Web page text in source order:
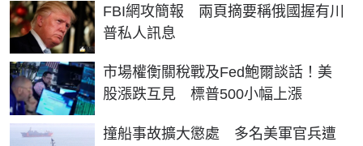
FBI網攻簡報 兩頁摘要稱俄國握有川
普私人訊息
市場權衡關稅戰及Fed鮑爾談話！美
股漲跌互見 標普500小幅上漲
撞船事故擴大懲處 多名美軍官兵遭